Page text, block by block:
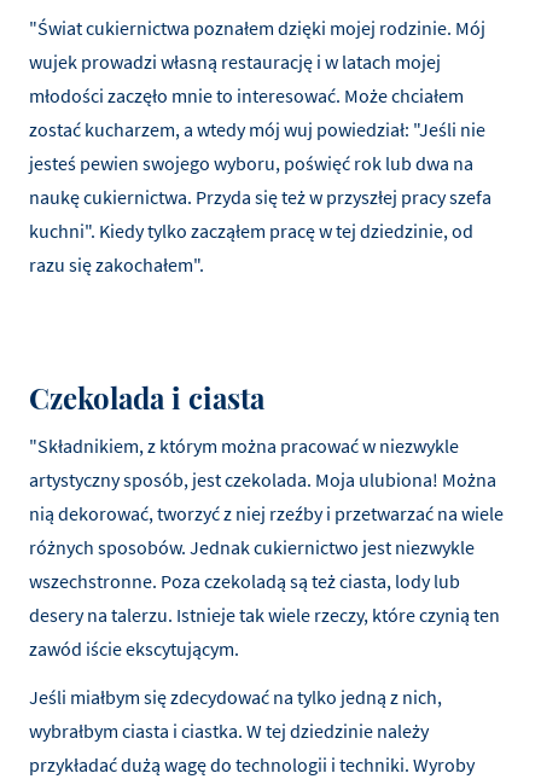
"Świat cukiernictwa poznałem dzięki mojej rodzinie. Mój
wujek prowadzi własną restaurację i w latach mojej
młodości zaczęło mnie to interesować. Może chciałem
zostać kucharzem, a wtedy mój wuj powiedział: "Jeśli nie
jesteś pewien swojego wyboru, poświęć rok lub dwa na
naukę cukiernictwa. Przyda się też w przyszłej pracy szefa
kuchni". Kiedy tylko zacząłem pracę w tej dziedzinie, od
razu się zakochałem".
Czekolada i ciasta
"Składnikiem, z którym można pracować w niezwykle
artystyczny sposób, jest czekolada. Moja ulubiona! Można
nią dekorować, tworzyć z niej rzeźby i przetwarzać na wiele
różnych sposobów. Jednak cukiernictwo jest niezwykle
wszechstronne. Poza czekoladą są też ciasta, lody lub
desery na talerzu. Istnieje tak wiele rzeczy, które czynią ten
zawód iście ekscytującym.
Jeśli miałbym się zdecydować na tylko jedną z nich,
wybrałbym ciasta i ciastka. W tej dziedzinie należy
przykładać dużą wagę do technologii i techniki. Wyroby